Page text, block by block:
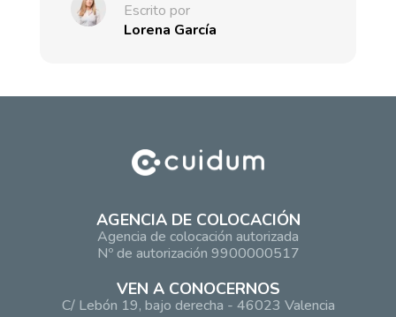
Escrito por
Lorena García
AGENCIA DE COLOCACIÓN
Agencia de colocación autorizada
Nº de autorización 9900000517
VEN A CONOCERNOS
C/ Lebón 19, bajo derecha - 46023 Valencia